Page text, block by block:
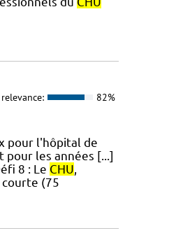
relevance: 82%
pour l'hôpital de
les années [...]
8 : Le CHU,
(75